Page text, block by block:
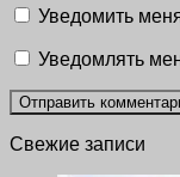
Уведомить
Уведомлять
Свежие записи